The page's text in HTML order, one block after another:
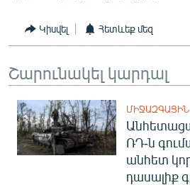
Կիսվել Հետևեք մեզ
Շարունակել կարդալ
ՄԻՋԱԶԳԱՅԻՆ
ՌԴ-ն
անհետ
դասալիք